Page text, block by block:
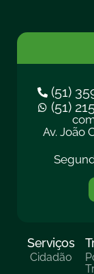
(51)
(51)
Av. João
Serviços
Cidadão